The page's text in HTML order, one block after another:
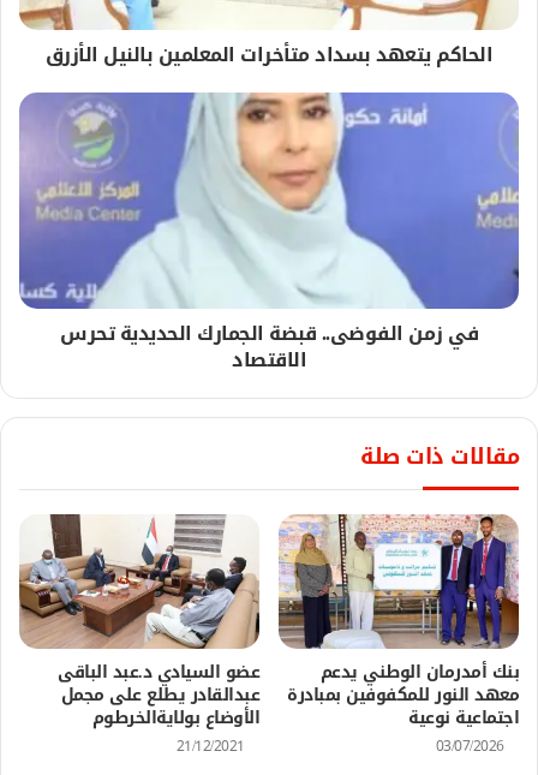
الحاكم يتعهد بسداد متأخرات المعلمين بالنيل الأزرق
في زمن الفوضى.. قبضة الجمارك الحديدية تحرس
الاقتصاد
مقالات ذات صلة
بنك أمدرمان الوطني يدعم
معهد النور للمكفوفين بمبادرة
اجتماعية نوعية
03/07/2026
عضو السيادي د.عبد الباقى
عبدالقادر يطلع على مجمل
الأوضاع بولايةالخرطوم
21/12/2021